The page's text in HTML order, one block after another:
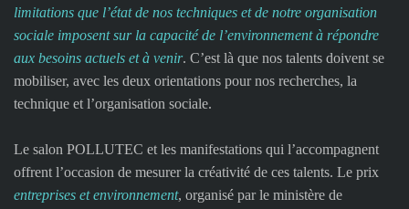
limitations que l’état de nos techniques et de notre organisation
sociale imposent sur la capacité de l’environnement à répondre
aux besoins actuels et à venir. C’est là que nos talents doivent se
mobiliser, avec les deux orientations pour nos recherches, la
technique et l’organisation sociale.
Le salon POLLUTEC et les manifestations qui l’accompagnent
offrent l’occasion de mesurer la créativité de ces talents. Le prix
entreprises et environnement, organisé par le ministère de